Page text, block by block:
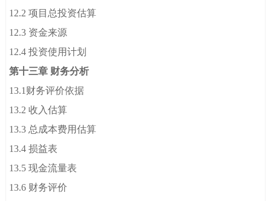
12.2 项目总投资估算
12.3 资金来源
12.4 投资使用计划
第十三章 财务分析
13.1财务评价依据
13.2 收入估算
13.3 总成本费用估算
13.4 损益表
13.5 现金流量表
13.6 财务评价